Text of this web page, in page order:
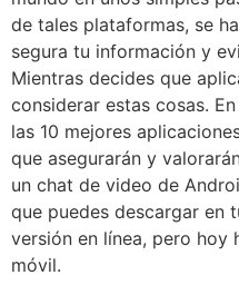
de tales plataformas, se
segura tu información y
Mientras decides que
considerar estas cosas.
las 10 mejores
que asegurarán y
un chat de video de
que puedes descargar en
versión en línea, pero hoy
móvil.